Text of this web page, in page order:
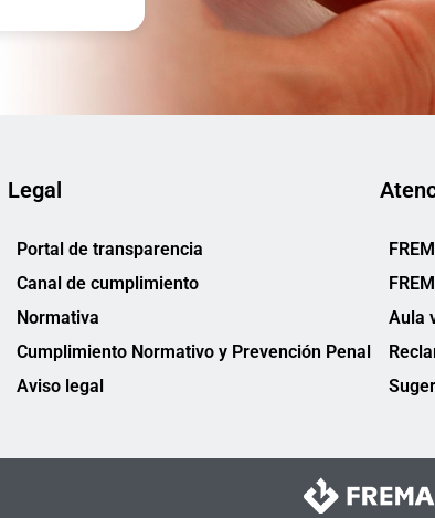
Legal
Portal de transparencia
Canal de cumplimiento
Normativa
Cumplimiento Normativo y Prevención Penal
Aviso legal
Aula